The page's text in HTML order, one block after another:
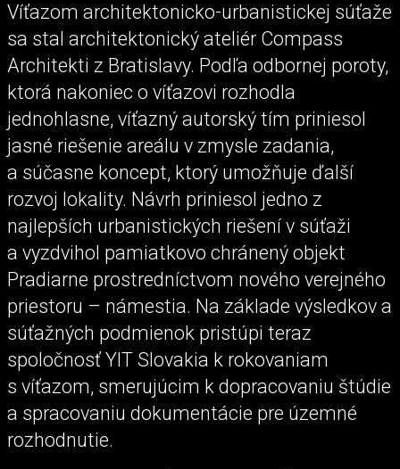
Víťazom architektonicko-urbanistickej súťaže
sa stal architektonický ateliér Compass
Architekti z Bratislavy. Podľa odbornej poroty,
ktorá nakoniec o víťazovi rozhodla
jednohlasne, víťazný autorský tím priniesol
jasné riešenie areálu v zmysle zadania,
a súčasne koncept, ktorý umožňuje ďalší
rozvoj lokality. Návrh priniesol jedno z
najlepších urbanistických riešení v súťaži
a vyzdvihol pamiatkovo chránený objekt
Pradiarne prostredníctvom nového verejného
priestoru – námestia. Na základe výsledkov a
súťažných podmienok pristúpi teraz
spoločnosť YIT Slovakia k rokovaniam
s víťazom, smerujúcim k dopracovaniu štúdie
a spracovaniu dokumentácie pre územné
rozhodnutie.